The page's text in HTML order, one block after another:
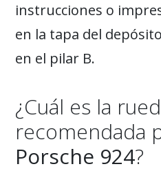
instrucciones o
en la tapa del
en el pilar B.
¿Cuál es la
recomendada
Porsche 924?